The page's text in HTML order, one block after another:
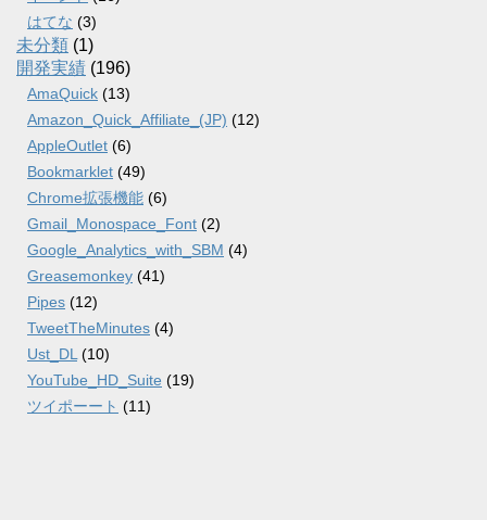
はてな (3)
未分類 (1)
開発実績 (196)
AmaQuick (13)
Amazon_Quick_Affiliate_(JP) (12)
AppleOutlet (6)
Bookmarklet (49)
Chrome拡張機能 (6)
Gmail_Monospace_Font (2)
Google_Analytics_with_SBM (4)
Greasemonkey (41)
Pipes (12)
TweetTheMinutes (4)
Ust_DL (10)
YouTube_HD_Suite (19)
ツイポーート (11)